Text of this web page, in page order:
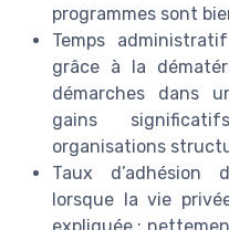
programmes sont
Temps
grâce à la
démarches dans
gains
organisations
Taux d’adhésion
lorsque la vie